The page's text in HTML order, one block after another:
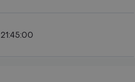
21:45:00